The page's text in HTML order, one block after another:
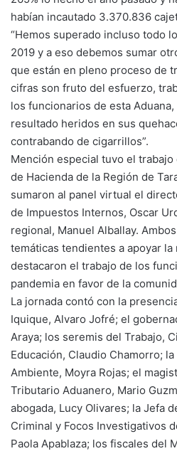
habían incautado 3.370.836
“Hemos superado incluso todo
2019 y a eso debemos sumar
que están en pleno proceso de
cifras son fruto del esfuerzo,
los funcionarios de esta
resultado heridos en sus
contrabando de cigarrillos”.
Mención especial tuvo el
de Hacienda de la Región de
sumaron al panel virtual el
de Impuestos Internos, Oscar
regional, Manuel Alballay.
temáticas tendientes a apoyar
destacaron el trabajo de los
pandemia en favor de la
La jornada contó con la
Iquique, Alvaro Jofré; el
Araya; los seremis del Trabajo,
Educación, Claudio Chamorro;
Ambiente, Moyra Rojas; el
Tributario Aduanero, Mario
abogada, Lucy Olivares; la Jefa
Criminal y Focos Investigativos
Paola Apablaza; los fiscales del